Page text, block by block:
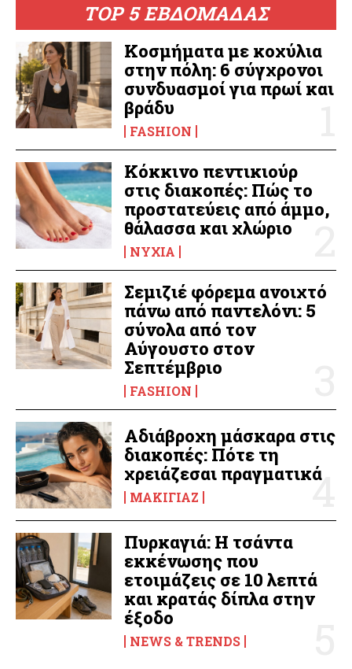
TOP 5 ΕΒΔΟΜΑΔΑΣ
Κοσμήματα με κοχύλια
στην πόλη: 6 σύγχρονοι
συνδυασμοί για πρωί και
βράδυ
FASHION
Κόκκινο πεντικιούρ
στις διακοπές: Πώς το
προστατεύεις από άμμο,
θάλασσα και χλώριο
ΝΎΧΙΑ
Σεμιζιέ φόρεμα ανοιχτό
πάνω από παντελόνι: 5
σύνολα από τον
Αύγουστο στον
Σεπτέμβριο
FASHION
Αδιάβροχη μάσκαρα στις
διακοπές: Πότε τη
χρειάζεσαι πραγματικά
ΜΑΚΙΓΙΆΖ
Πυρκαγιά: Η τσάντα
εκκένωσης που
ετοιμάζεις σε 10 λεπτά
και κρατάς δίπλα στην
έξοδο
NEWS & TRENDS